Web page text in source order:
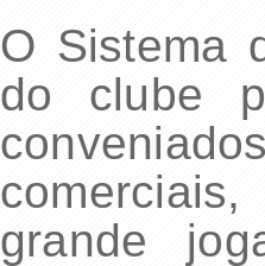
O Sistema
do clube
grande